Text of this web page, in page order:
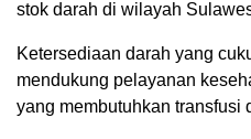
stok darah di wilayah
Ketersediaan darah yang
mendukung pelayanan
yang membutuhkan transfusi